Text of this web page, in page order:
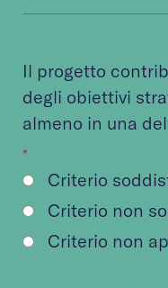
Il progetto
degli obiettivi
almeno in una
*
Criterio
Criterio non
Criterio non